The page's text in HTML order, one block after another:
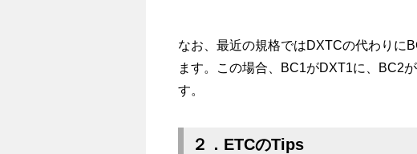
なお、最近の規格ではDXTCの代わりに
ます。この場合、BC1がDXT1に、BC2
す。
２．ETCのTips